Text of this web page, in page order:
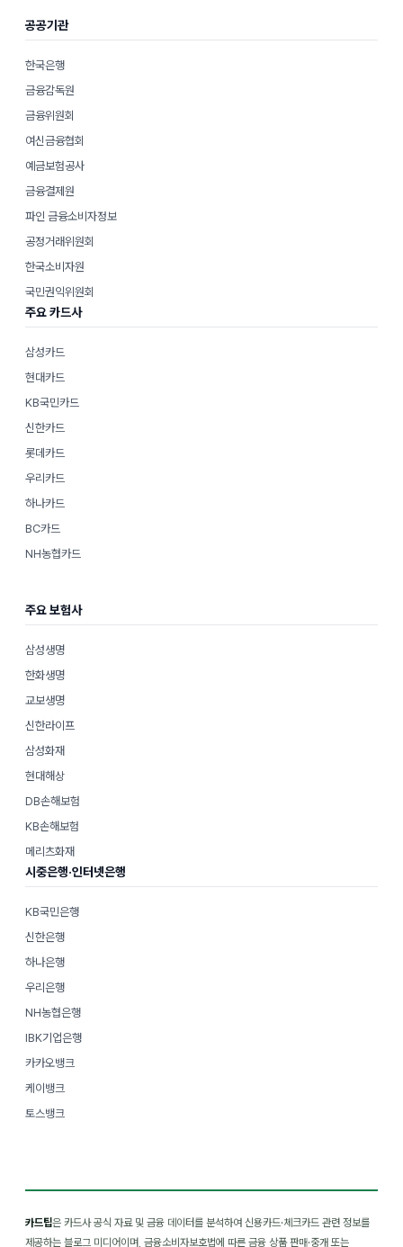
공공기관
한국은행
금융감독원
금융위원회
여신금융협회
예금보험공사
금융결제원
파인 금융소비자정보
공정거래위원회
한국소비자원
국민권익위원회
주요 카드사
삼성카드
현대카드
KB국민카드
신한카드
롯데카드
우리카드
하나카드
BC카드
NH농협카드
주요 보험사
삼성생명
한화생명
교보생명
신한라이프
삼성화재
현대해상
DB손해보험
KB손해보험
메리츠화재
시중은행·인터넷은행
KB국민은행
신한은행
하나은행
우리은행
NH농협은행
IBK기업은행
카카오뱅크
케이뱅크
토스뱅크
카드팁은 카드사 공식 자료 및 금융 데이터를 분석하여 신용카드·체크카드 관련 정보를
제공하는 블로그 미디어이며, 금융소비자보호법에 따른 금융 상품 판매·중개 또는